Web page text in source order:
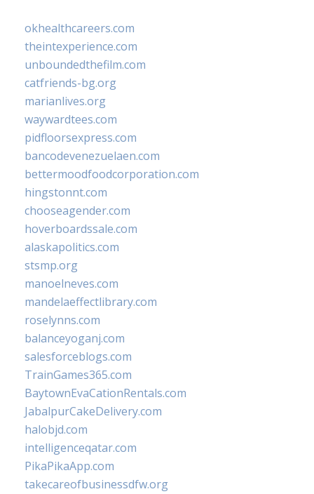
okhealthcareers.com
theintexperience.com
unboundedthefilm.com
catfriends-bg.org
marianlives.org
waywardtees.com
pidfloorsexpress.com
bancodevenezuelaen.com
bettermoodfoodcorporation.com
hingstonnt.com
chooseagender.com
hoverboardssale.com
alaskapolitics.com
stsmp.org
manoelneves.com
mandelaeffectlibrary.com
roselynns.com
balanceyoganj.com
salesforceblogs.com
TrainGames365.com
BaytownEvaCationRentals.com
JabalpurCakeDelivery.com
halobjd.com
intelligenceqatar.com
PikaPikaApp.com
takecareofbusinessdfw.org